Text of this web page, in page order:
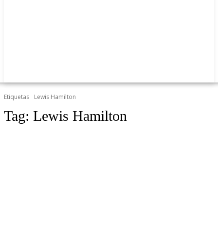
Etiquetas Lewis Hamilton
Tag: Lewis Hamilton